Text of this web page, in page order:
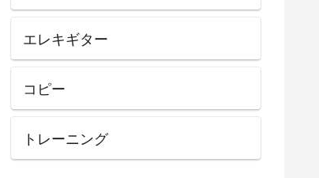
エレキギター
コピー
トレーニング